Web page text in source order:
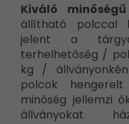
Kiváló
állítható polccal
jelent a
terhelhetőség /
kg /
polcok
minőség jellemzi
állványokat